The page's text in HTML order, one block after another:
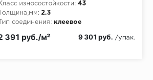
износостойкости: 43
Толщина,мм: 2.3
Тип соединения: клеевое
391 руб./м² 9 301 руб. /упак.